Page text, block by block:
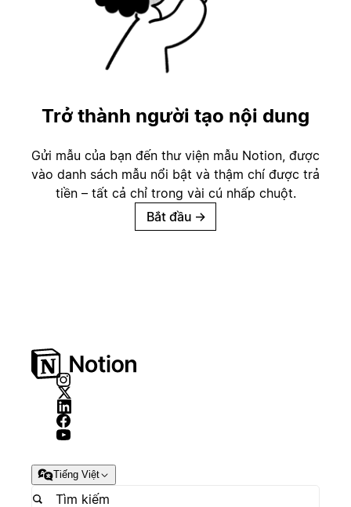
Trở thành người tạo nội dung
Gửi mẫu của bạn đến thư viện mẫu Notion, được
vào danh sách mẫu nổi bật và thậm chí được trả
tiền – tất cả chỉ trong vài cú nhấp chuột.
Bắt đầu →
Tiếng Việt